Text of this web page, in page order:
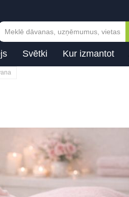
Svētki Kur izmantot